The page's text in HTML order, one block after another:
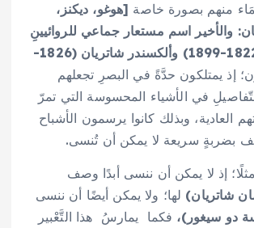
منهم بصورة خاصة [هوغو، ديكنز،
والأخير اسم مستعار جماعي للروائيينِ
وألكسندر شاتريان
(1826-
إذ يمتلكون حدَّةً في البصرِ تجعلهم
في الأشياء المحسوسة التي تمرّ
العادية، وبذلك كانوا يرسمون الأشباح
بضربةٍ سريعة لا يمكن أن تُنسى.
إذ لا يمكن أن ننسى أبدًا وصف
شاتريان) لها؛ ولا يمكن أيضًا أن ننسى
دو سيغور)، فكما يمارسُ هذا التَّعْبير